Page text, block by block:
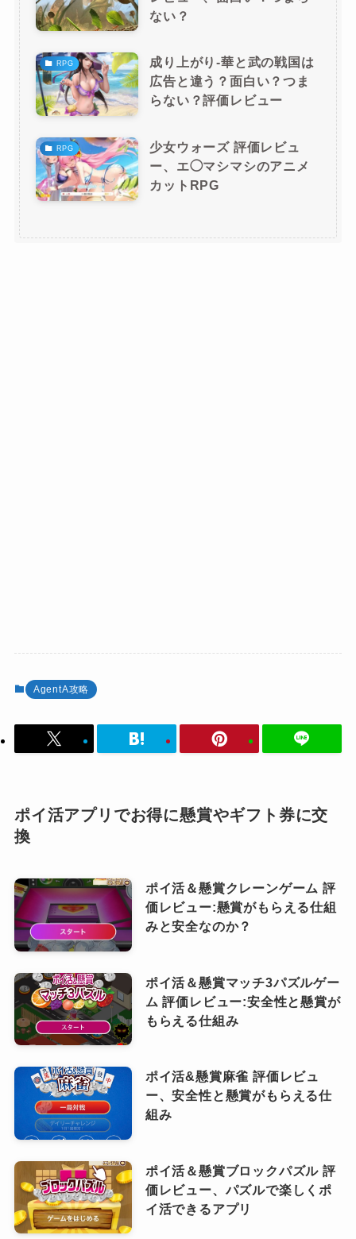
ない？
RPG
成り上がり-華と武の戦国は
広告と違う？面白い？つま
らない？評価レビュー
RPG
少女ウォーズ 評価レビュ
ー、エ◯マシマシのアニメ
カットRPG
AgentA攻略
ポイ活アプリでお得に懸賞やギフト券に交
換
ポイ活＆懸賞クレーンゲーム 評
価レビュー:懸賞がもらえる仕組
みと安全なのか？
ポイ活＆懸賞マッチ3パズルゲー
ム 評価レビュー:安全性と懸賞が
もらえる仕組み
ポイ活&懸賞麻雀 評価レビュ
ー、安全性と懸賞がもらえる仕
組み
ポイ活＆懸賞ブロックパズル 評
価レビュー、パズルで楽しくポ
イ活できるアプリ